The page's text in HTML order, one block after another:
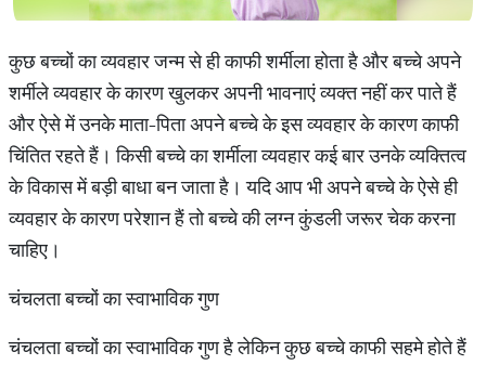
कुछ बच्चों का व्यवहार जन्म से ही काफी शर्मीला होता है और बच्चे अपने
शर्मीले व्यवहार के कारण खुलकर अपनी भावनाएं व्यक्त नहीं कर पाते हैं
और ऐसे में उनके माता-पिता अपने बच्चे के इस व्यवहार के कारण काफी
चिंतित रहते हैं। किसी बच्चे का शर्मीला व्यवहार कई बार उनके व्यक्तित्व
के विकास में बड़ी बाधा बन जाता है। यदि आप भी अपने बच्चे के ऐसे ही
व्यवहार के कारण परेशान हैं तो बच्चे की लग्न कुंडली जरूर चेक करना
चाहिए।
चंचलता बच्चों का स्वाभाविक गुण
चंचलता बच्चों का स्वाभाविक गुण है लेकिन कुछ बच्चे काफी सहमे होते हैं